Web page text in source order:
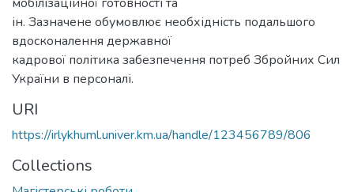
ін. Зазначене обумовлює необхідність подальшого
вдосконалення державної
кадрової політика забезпечення потреб Збройних Сил
України в персоналі.
URI
https://irlykhuml.univer.km.ua/handle/123456789/806
Collections